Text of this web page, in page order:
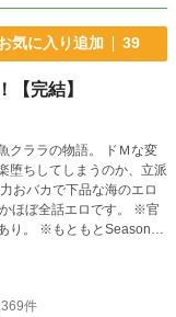
気に入り追加 39
【完結】
クララの物語。 ドＭな変
堕ちしてしまうのか、立派
り。 ※もともとSeason１
色が変わってきますがご
ますが直接的な複数プレ
てください。 ◎ムーンラ
ピーエンド的な最後では
件